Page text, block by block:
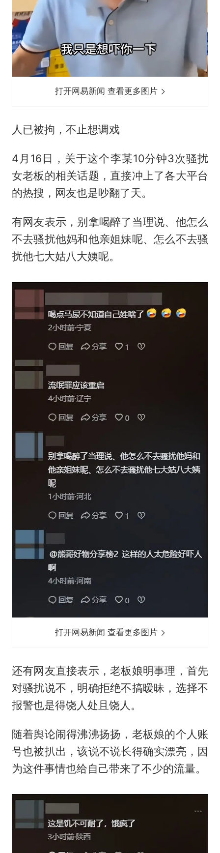
打开网易新闻 查看更多图片
人已被拘，不止想调戏
4月16日，关于这个李某10分钟3次骚扰
女老板的相关话题，直接冲上了各大平台
的热搜，网友也是吵翻了天。
有网友表示，别拿喝醉了当理说、他怎么
不去骚扰他妈和他亲姐妹呢、怎么不去骚
扰他七大姑八大姨呢。
打开网易新闻 查看更多图片
还有网友直接表示，老板娘明事理，首先
对骚扰说不，明确拒绝不搞暧昧，选择不
报警也是得饶人处且饶人。
随着舆论闹得沸沸扬扬，老板娘的个人账
号也被扒出，该说不说长得确实漂亮，因
为这件事情也给自己带来了不少的流量。